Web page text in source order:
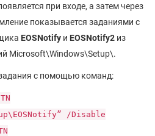
при входе, а затем через
показывается заданиями с
EOSNotify и EOSNotify2 из
Microsoft\Windows\Setup\.
с помощью команд:
/Disable